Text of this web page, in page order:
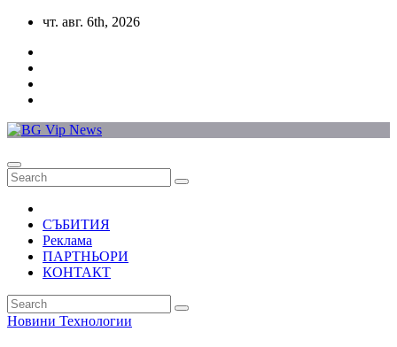
Skip
content
чт. авг. 6th, 2026
СЪБИТИЯ
Реклама
ПАРТНЬОРИ
КОНТАКТ
Новини Технологии